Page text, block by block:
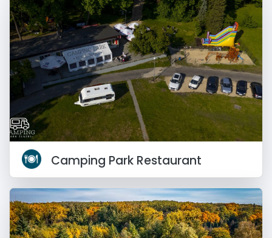
Camping Park Restaurant